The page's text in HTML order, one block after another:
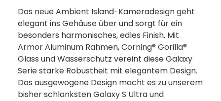
Das neue Ambient Island-Kameradesign geht
elegant ins Gehäuse über und sorgt für ein
besonders harmonisches, edles Finish. Mit
Armor Aluminum Rahmen, Corning® Gorilla®
Glass und Wasserschutz vereint diese Galaxy
Serie starke Robustheit mit elegantem Design.
Das ausgewogene Design macht es zu unserem
bisher schlanksten Galaxy S Ultra und